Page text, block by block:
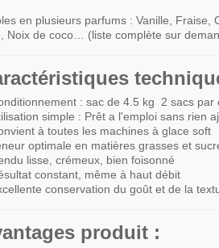
en plusieurs parfums : Vanille, Fraise,
Noix de coco… (liste complète sur
: sac de 4.5 kg 2 sacs par
simple : Prêt a l'emploi sans rien
à toutes les machines à glace soft
optimale en matières grasses et
lisse, crémeux, bien foisonné
constant, même à haut débit
conservation du goût et de la
produit :